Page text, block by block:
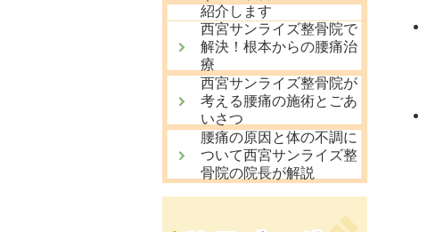
紹介します
西宮サンライズ整骨院で
解決！根本からの腰痛治
療
西宮サンライズ整骨院が
考える腰痛の施術とごあ
いさつ
腰痛の原因と体の不調に
ついて西宮サンライズ整
骨院の院長が解説